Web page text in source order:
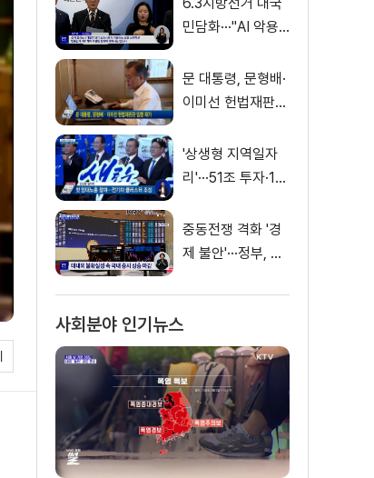
민담화···"AI 악용
문 대통령, 문형배·
이미선 헌법재판관
'상생형 지역일자
리'···51조 투자·13
중동전쟁 격화 '경
제 불안'···정부, 금
소화
사회분야 인기뉴스